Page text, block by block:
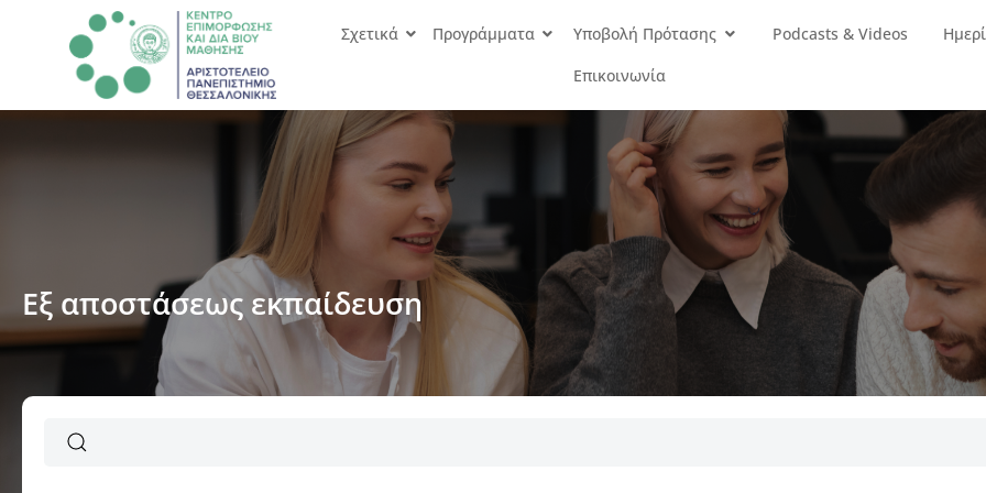
Σχετικά Προγράμματα Υποβολή Πρότασης Podcasts & Videos
Επικοινωνία
Εξ αποστάσεως εκπαίδευση